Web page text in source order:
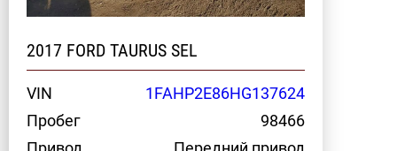
2017 FORD TAURUS SEL
VIN
1FAHP2E86HG137624
Пробег
98466